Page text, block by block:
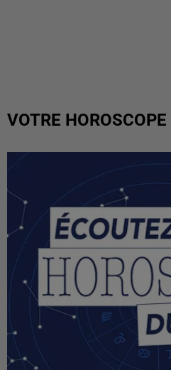
VOTRE HOROSCOPE